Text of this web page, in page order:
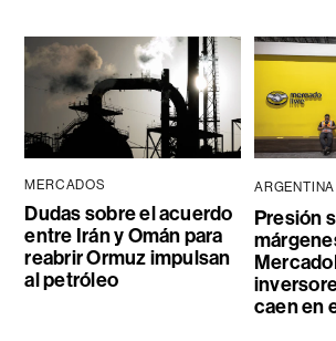
MERCADOS
Dudas sobre el acuerdo
entre Irán y Omán para
reabrir Ormuz impulsan
al petróleo
ARGENTINA
Presión
caen en